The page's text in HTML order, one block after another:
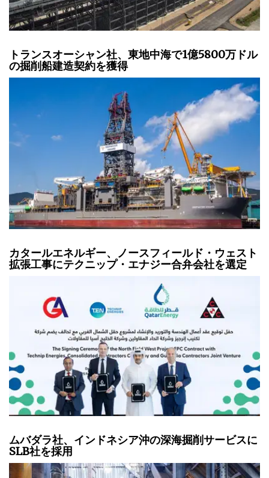
トランスオーシャン社、東地中海で1億5800万ドル
の掘削船建造契約を獲得
カタールエネルギー、ノースフィールド・ウェスト
拡張工事にテクニップ・エナジー合弁会社を選定
ムバダラ社、インドネシア沖の深海掘削サービスに
SLB社を採用